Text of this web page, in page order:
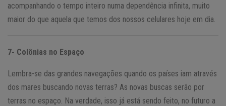
acompanhando o tempo inteiro numa dependência infinita, muito
maior do que aquela que temos dos nossos celulares hoje em dia.
7- Colônias no Espaço
Lembra-se das grandes navegações quando os países iam através
dos mares buscando novas terras? As novas buscas serão por
terras no espaço. Na verdade, isso já está sendo feito, no futuro a